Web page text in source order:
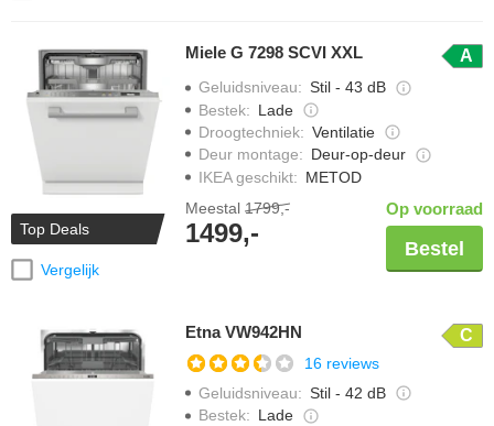
Top Deals
Vergelijk
Miele G 7298 SCVI XXL A
Geluidsniveau: Stil - 43 dB
Bestek: Lade
Droogtechniek: Ventilatie
Deur montage: Deur-op-deur
IKEA geschikt: METOD
Meestal 1799,-
1499,-
Op voorraad
Bestel
Etna VW942HN C
16 reviews
Geluidsniveau: Stil - 42 dB
Bestek: Lade